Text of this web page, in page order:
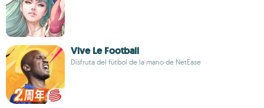
Vive Le Football
Disfruta del fútbol de la mano de NetEase